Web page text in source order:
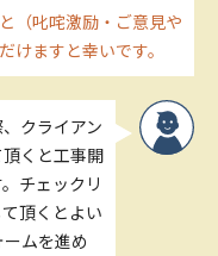
（叱咤激励・ご意見や
けますと幸いです。
クライアン
くと工事開
チェックリ
頂くとよい
ムを進め